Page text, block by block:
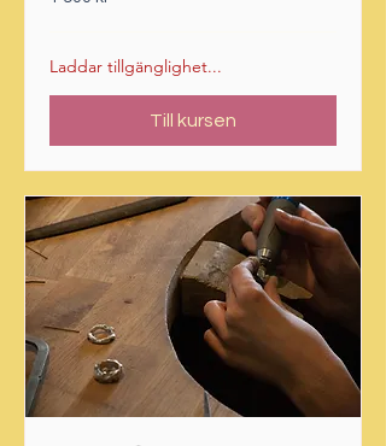
svenska
Laddar tillgänglighet...
Till kursen